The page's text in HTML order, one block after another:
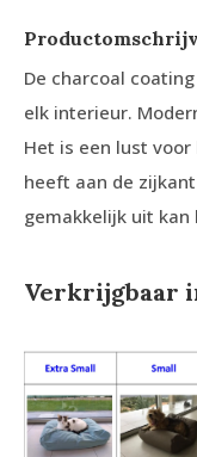
De charcoal
elk interieur.
Het is een lust
heeft aan de
gemakkelijk uit kan
Verkrijgbaar